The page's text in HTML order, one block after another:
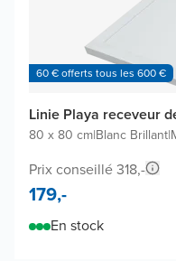
60 € offerts tous les 600 €
Linie Playa receveur
80 x 80 cm|Blanc Brillant|
Prix conseillé 318,-
179,-
En stock